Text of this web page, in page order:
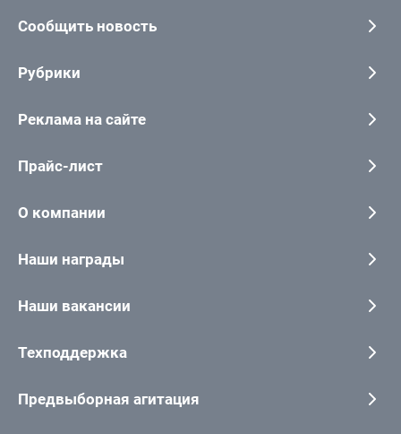
Сообщить новость
Рубрики
Реклама на сайте
Прайс-лист
О компании
Наши награды
Наши вакансии
Техподдержка
Предвыборная агитация